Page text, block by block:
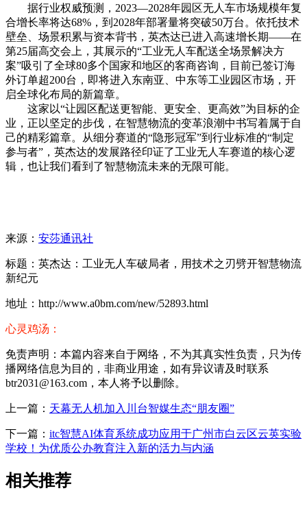
据行业权威预测，2023—2028年园区无人车市场规模年复
合增长率将达68%，到2028年部署量将突破50万台。依托技术
壁垒、场景积累与资本背书，英杰达已进入高速增长期——在
第25届高交会上，其展示的“工业无人车配送全场景解决方
案”吸引了全球80多个国家和地区的客商咨询，目前已签订海
外订单超200台，即将进入东南亚、中东等工业园区市场，开
启全球化布局的新篇章。
这家以“让园区配送更智能、更安全、更高效”为目标的企
业，正以坚定的步伐，在智慧物流的变革浪潮中书写着属于自
己的精彩篇章。从细分赛道的“隐形冠军”到行业标准的“制定
参与者”，英杰达的发展路径印证了工业无人车赛道的核心逻
辑，也让我们看到了智慧物流未来的无限可能。
来源： 安莎通讯社
标题：英杰达：工业无人车破局者，用技术之刃劈开智慧物流
新纪元
地址：http://www.a0bm.com/new/52893.html
心灵鸡汤：
免责声明：本篇内容来自于网络，不为其真实性负责，只为传
播网络信息为目的，非商业用途，如有异议请及时联系
btr2031@163.com，本人将予以删除。
上一篇： 天幕无人机加入川台智媒生态“朋友圈”
下一篇： itc智慧AI体育系统成功应用于广州市白云区云英实验
学校！为优质公办教育注入新的活力与内涵
相关推荐